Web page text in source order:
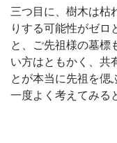
三つ目に、樹木は枯
りする可能性がゼロ
と、ご先祖様の墓標
い方はともかく、共
とが本当に先祖を偲
一度よく考えてみる